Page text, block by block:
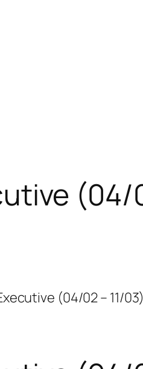
(04/
(04/02 – 11/